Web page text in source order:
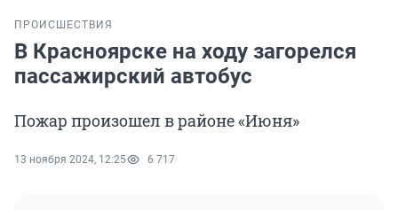
ПРОИСШЕСТВИЯ
В Красноярске на ходу загорелся
пассажирский автобус
Пожар произошел в районе «Июня»
13 ноября 2024, 12:25 6 717